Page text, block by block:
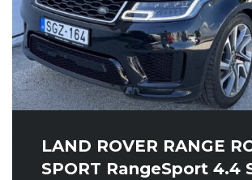
LAND ROVER RANGE
SPORT RangeSport 4.4